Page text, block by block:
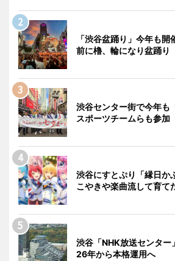
「渋谷盆踊り」今年も
前に櫓、輪になり盆踊り
渋谷センター街で今年
スポーツチームらも参加
渋谷にすとぷり「縁日
こやきや楽曲流して育て
渋谷「NHK放送センタ
26年から本格運用へ